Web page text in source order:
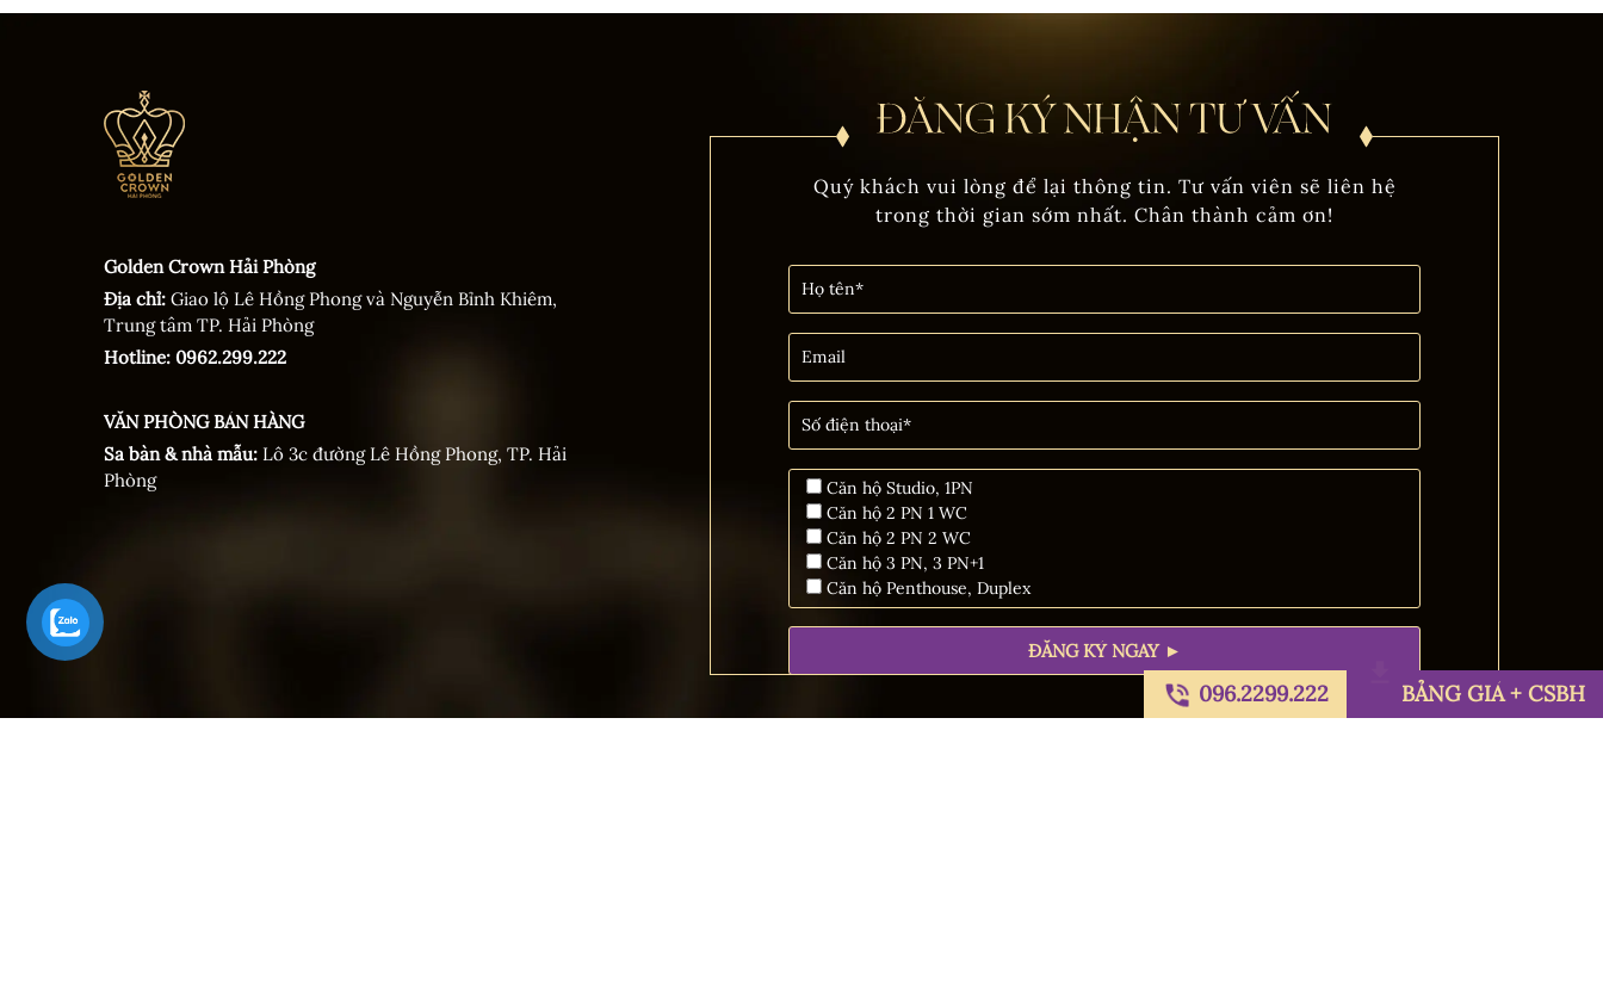
Golden Crown Hải Phòng
Địa chỉ: Giao lộ Lê Hồng Phong và Nguyễn Bỉnh Khiêm,
Trung tâm TP. Hải Phòng
Hotline: 0962.299.222
VĂN PHÒNG BÁN HÀNG
Sa bàn & nhà mẫu: Lô 3c đường Lê Hồng Phong, TP. Hải
Phòng
Quý khách vui lòng để lại thông tin. Tư vấn viên sẽ liên hệ
trong thời gian sớm nhất. Chân thành cảm ơn!
Căn hộ Studio, 1PN
Căn hộ 2 PN 1 WC
Căn hộ 2 PN 2 WC
Căn hộ 3 PN, 3 PN+1
Căn hộ Penthouse, Duplex
096.2299.222 BẢNG GIÁ + CSBH